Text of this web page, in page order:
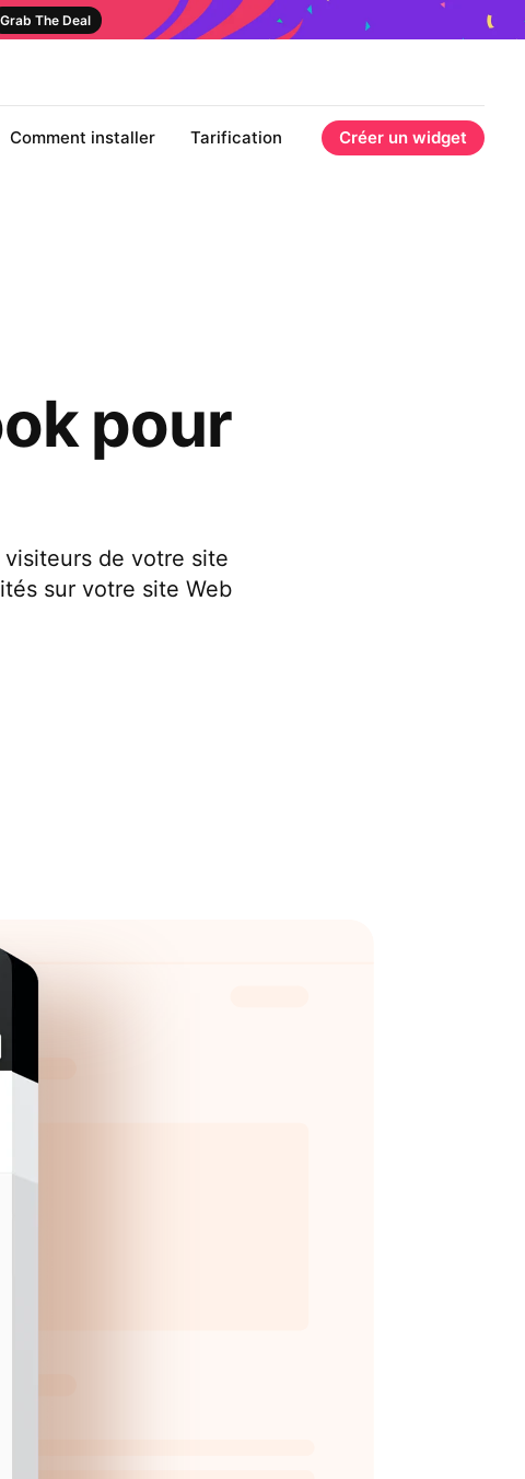
Grab The Deal
Comment installer Tarification Créer un widget
pour
de votre site
sur votre site Web